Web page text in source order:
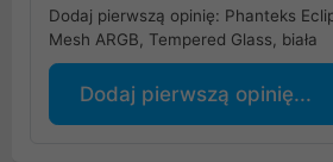
Dodaj pierwszą opinię: Phanteks
Mesh ARGB, Tempered Glass, biała
Dodaj pierwszą opinię...